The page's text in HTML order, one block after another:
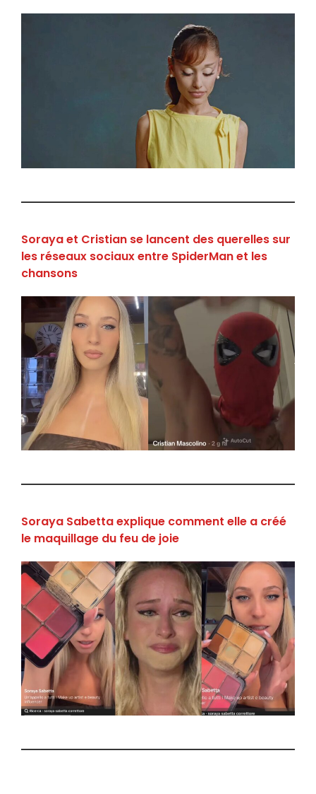
Soraya et Cristian se lancent des querelles sur
les réseaux sociaux entre SpiderMan et les
chansons
Soraya Sabetta explique comment elle a créé
le maquillage du feu de joie